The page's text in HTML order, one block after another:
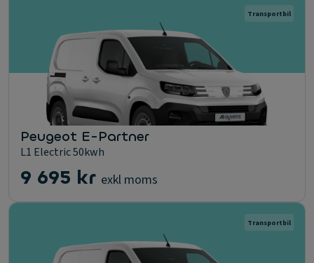
Transportbil
Peugeot E-Partner
L1 Electric 50kwh
9 695 kr exkl moms
Transportbil